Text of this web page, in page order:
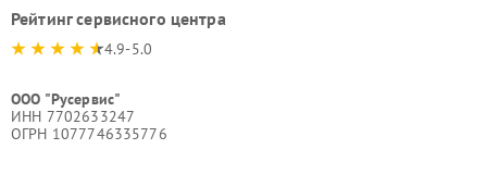
Рейтинг сервисного центра
4.9-5.0
ООО "Русервис"
ИНН 7702633247
ОГРН 1077746335776